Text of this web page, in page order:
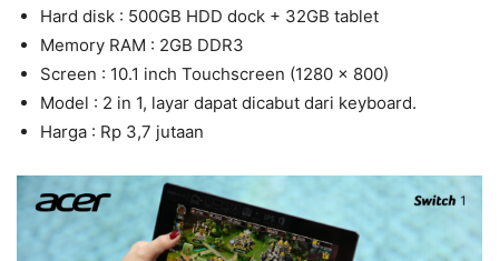
Hard disk : 500GB HDD dock + 32GB tablet
Memory RAM : 2GB DDR3
Screen : 10.1 inch Touchscreen (1280 x 800)
Model : 2 in 1, layar dapat dicabut dari keyboard.
Harga : Rp 3,7 jutaan